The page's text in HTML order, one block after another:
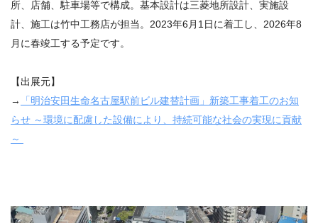
所、店舗、駐車場等で構成。基本設計は三菱地所設計、実施設
計、施工は竹中工務店が担当。2023年6月1日に着工し、2026年8
月に春竣工する予定です。
【出展元】
→
「明治安田生命名古屋駅前ビル建替計画」新築工事着工のお知
らせ ～環境に配慮した設備により、持続可能な社会の実現に貢献
～